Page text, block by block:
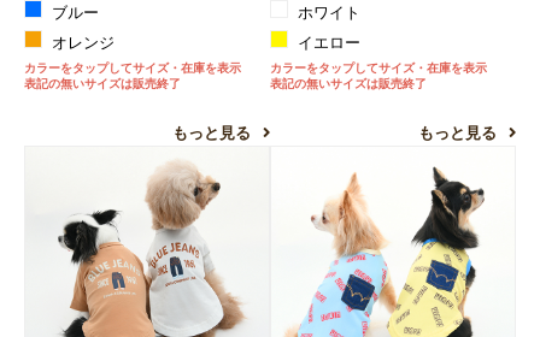
ブルー
オレンジ
カラーをタップしてサイズ・在庫を表示
表記の無いサイズは販売終了
もっと見る
ホワイト
イエロー
カラーをタップしてサイズ・在庫を表示
表記の無いサイズは販売終了
もっと見る